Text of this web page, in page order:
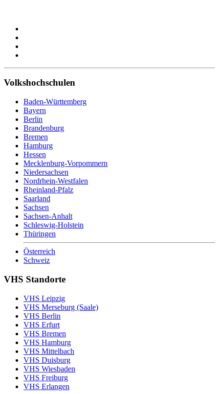
Volkshochschulen
Baden-Württemberg
Bayern
Berlin
Brandenburg
Bremen
Hamburg
Hessen
Mecklenburg-Vorpommern
Niedersachsen
Nordrhein-Westfalen
Rheinland-Pfalz
Saarland
Sachsen
Sachsen-Anhalt
Schleswig-Holstein
Thüringen
Österreich
Schweiz
VHS Standorte
VHS Leipzig
VHS Merseburg (Saale)
VHS Berlin
VHS Erfurt
VHS Bremen
VHS Hamburg
VHS Mittelbach
VHS Duisburg
VHS Wiesbaden
VHS Freiburg
VHS Erlangen